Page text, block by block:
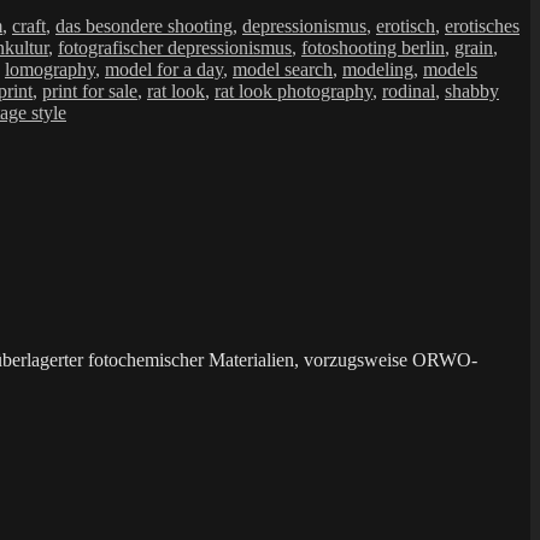
, craft, das besondere shooting, depressionismus, erotisch, erotisches
, fotografischer depressionismus, fotoshooting berlin, grain,
lomography, model for a day, model search, modeling, models
, print for sale, rat look, rat look photography, rodinal, shabby
style
fotochemischer Materialien, vorzugsweise ORWO-